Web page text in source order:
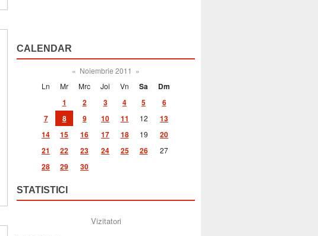
CALENDAR
« Noiembrie 2011 »
Ln
Mr Mrc Joi Vn Sa
Dm
1
2 3 4 5
6
7
8 9 10 11 12
13
14
15 16 17 18 19
20
21
22 23 24 25 26 27
28 29 30
STATISTICI
Vizitatori